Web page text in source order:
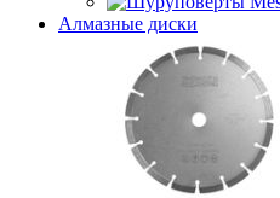
Алмазные диски